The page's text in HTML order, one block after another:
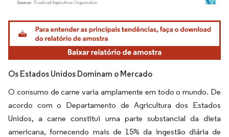
Imagem © Mordor Intelligence. O reuso requer atribuição conforme CC BY 4.0.
Os Estados Unidos Dominam o Mercado
O consumo de carne varia amplamente em todo o mundo. De
acordo com o Departamento de Agricultura dos Estados
Unidos, a carne constitui uma parte substancial da dieta
americana, fornecendo mais de 15% da ingestão diária de